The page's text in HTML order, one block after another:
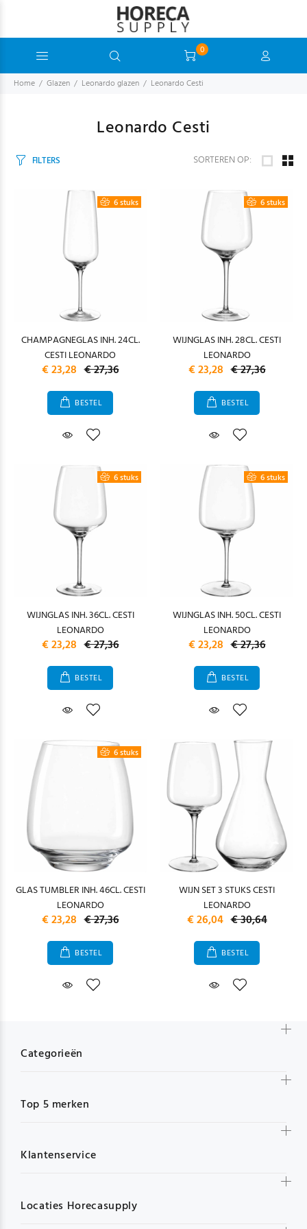
0
Home Glazen Leonardo glazen Leonardo Cesti
Leonardo Cesti
FILTERS SORTEREN OP:
6 stuks
CHAMPAGNEGLAS INH. 24CL.
CESTI LEONARDO
€ 23,28 € 27,36
BESTEL
6 stuks
WIJNGLAS INH. 28CL. CESTI
LEONARDO
€ 23,28 € 27,36
BESTEL
6 stuks
WIJNGLAS INH. 36CL. CESTI
LEONARDO
€ 23,28 € 27,36
BESTEL
6 stuks
WIJNGLAS INH. 50CL. CESTI
LEONARDO
€ 23,28 € 27,36
BESTEL
6 stuks
GLAS TUMBLER INH. 46CL. CESTI
LEONARDO
€ 23,28 € 27,36
BESTEL
WIJN SET 3 STUKS CESTI
LEONARDO
€ 26,04 € 30,64
BESTEL
Categorieën
Top 5 merken
Klantenservice
Locaties Horecasupply